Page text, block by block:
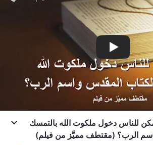
للناس دخول ملكوت الله بالتمسك
الرب؟ (مقتطف مميَّز من فيلم)